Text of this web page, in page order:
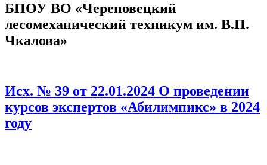
БПОУ ВО «Череповецкий
лесомеханический техникум им. В.П.
Чкалова»
Исх. № 39 от 22.01.2024 О проведении
курсов экспертов «Абилимпикс» в 2024
году